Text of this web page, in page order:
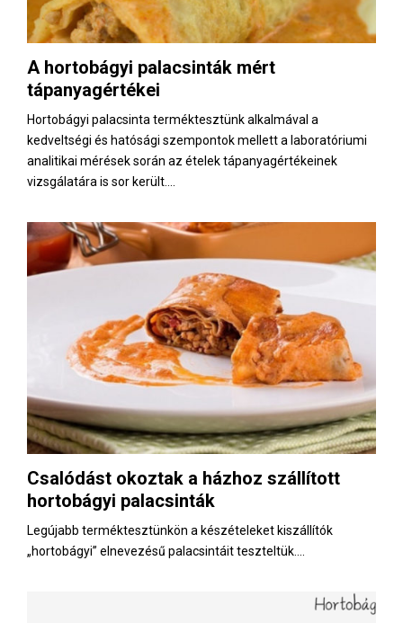
M
E
N
U
A hortobágyi palacsinták mért
tápanyagértékei
Hortobágyi palacsinta terméktesztünk alkalmával a
kedveltségi és hatósági szempontok mellett a laboratóriumi
analitikai mérések során az ételek tápanyagértékeinek
vizsgálatára is sor került....
Csalódást okoztak a házhoz szállított
hortobágyi palacsinták
Legújabb terméktesztünkön a készételeket kiszállítók
„hortobágyi” elnevezésű palacsintáit teszteltük....